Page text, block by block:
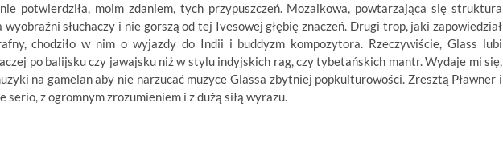
potwierdziła, moim zdaniem, tych przypuszczeń. Mozaikowa, powtarzająca się struktura
wyobraźni słuchaczy i nie gorszą od tej Ivesowej głębię znaczeń. Drugi trop, jaki zapowiedział
chodziło w nim o wyjazdy do Indii i buddyzm kompozytora. Rzeczywiście, Glass lubi
po balijsku czy jawajsku niż w stylu indyjskich rag, czy tybetańskich mantr. Wydaje mi się,
na gamelan aby nie narzucać muzyce Glassa zbytniej popkulturowości. Zresztą Pławner i
serio, z ogromnym zrozumieniem i z dużą siłą wyrazu.